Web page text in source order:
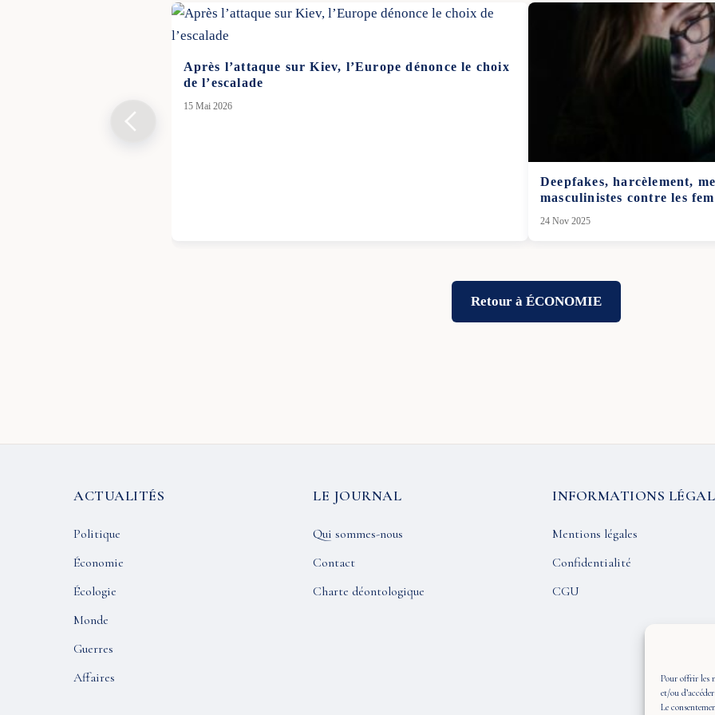
Pour offrir les
et/ou
Le
Après l’attaque sur Kiev, l’Europe dénonce le choix
de l’escalade
15 Mai 2026
Deepfakes, harcèlement,
masculinistes contre les
24 Nov 2025
Retour à ÉCONOMIE
ACTUALITÉS
Politique
Économie
Écologie
Monde
Guerres
Affaires
LE JOURNAL
Qui sommes-nous
Contact
Charte déontologique
INFORMATIONS
Mentions légales
Confidentialité
CGU